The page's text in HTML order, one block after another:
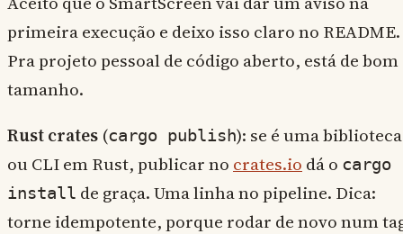
primeira execução e deixo isso claro no README.
Pra projeto pessoal de código aberto, está de bom
tamanho.
Rust crates (cargo publish): se é uma biblioteca
ou CLI em Rust, publicar no crates.io dá o cargo
install de graça. Uma linha no pipeline. Dica:
torne idempotente, porque rodar de novo num